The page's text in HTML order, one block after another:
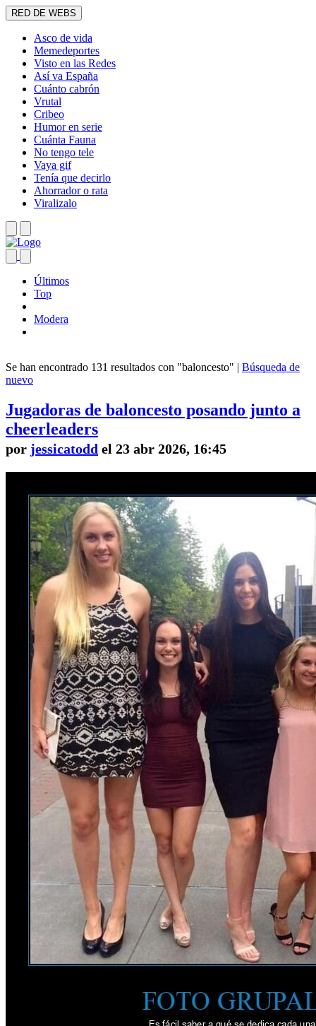
RED DE WEBS
Asco de vida
Memedeportes
Visto en las Redes
Así va España
Cuánto cabrón
Vrutal
Cribeo
Humor en serie
Cuánta Fauna
No tengo tele
Vaya gif
Tenía que decirlo
Ahorrador o rata
Viralizalo
Últimos
Top
Modera
Se han encontrado 131 resultados con "baloncesto" | Búsqueda de
nuevo
Jugadoras de baloncesto posando junto a
cheerleaders
por jessicatodd el 23 abr 2026, 16:45